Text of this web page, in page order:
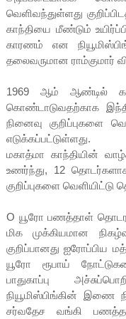
வெளிவந்துள்ளது
காந்தியை மீண்டும்
காரணம் என
தலைவருமான ராம்குமார்
1969 ஆம் ஆண்டில்
கொண்டாடுவதற்காக
நினைவு குறிப்புகளை
எடுக்கப்பட்டுள்ளது.
மகாத்மா காந்தியின்
உணர்ந்து, 12
குறிப்புகளை
O யூரோ பணத்தாள்
மிக முக்கியமான
குறிப்பானது ஐரோப்பிய
யூரோ ரூபாய்
பாதுகாப்பு
நியூமிஸ்பிங்கின் இணை
சர்வதேச வங்கி